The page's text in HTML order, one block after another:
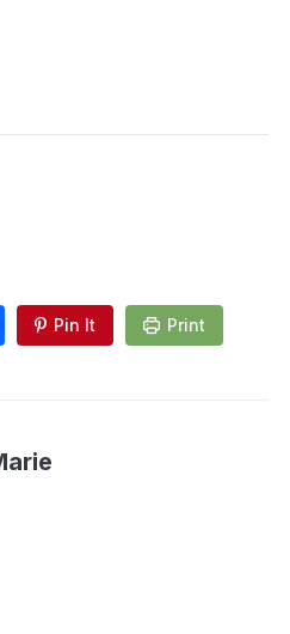
Pin It Print